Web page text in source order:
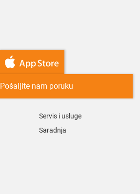
Pošaljite nam poruku
Servis i usluge
Saradnja